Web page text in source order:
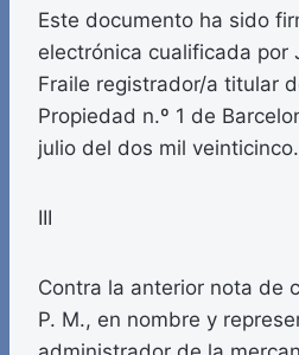
Este documento ha sido
electrónica cualificada por
Fraile registrador/a titular
Propiedad n.º 1 de
julio del dos mil
III
Contra la anterior nota de
P. M., en nombre y